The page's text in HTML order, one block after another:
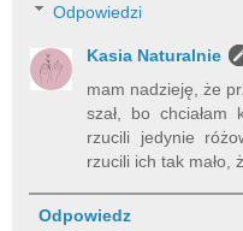
Odpowiedzi
Kasia Naturalnie
mam nadzieję, że
szał, bo
rzucili jedynie
rzucili ich tak mało,
Odpowiedz